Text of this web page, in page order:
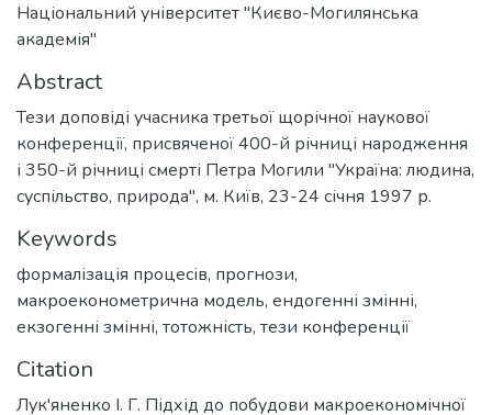
Національний університет "Києво-Могилянська
академія"
Abstract
Тези доповіді учасника третьої щорічної наукової
конференції, присвяченої 400-й річниці народження
і 350-й річниці смерті Петра Могили "Україна: людина,
суспільство, природа", м. Київ, 23-24 січня 1997 р.
Keywords
формалізація процесів, прогнози,
макроеконометрична модель, ендогенні змінні,
екзогенні змінні, тотожність, тези конференції
Citation
Лук'яненко І. Г. Підхід до побудови макроекономічної